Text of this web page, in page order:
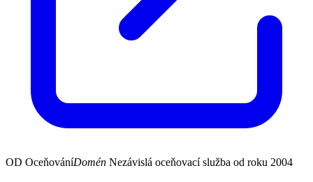
OD OceňováníDomén Nezávislá oceňovací služba od roku 2004